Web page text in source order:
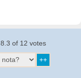
8.3 of 12 votes